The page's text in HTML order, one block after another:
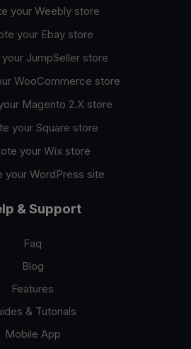
your Weebly store
your Ebay store
JumpSeller store
WooCommerce store
Magento 2.X store
your Square store
your Wix store
your WordPress site
& Support
Faq
Blog
Features
& Tutorials
Mobile App